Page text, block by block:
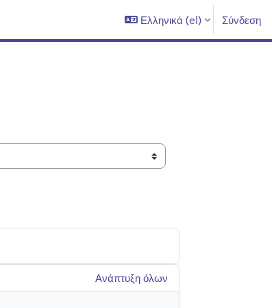
Ελληνικά ‎(el)‎ Σύνδεση
Ανάπτυξη όλων